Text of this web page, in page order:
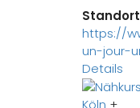
https://
un-jour-
Details
Köln +